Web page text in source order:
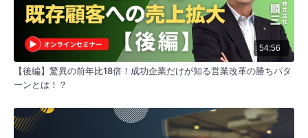
動が必要ですが、行動の難易度が高かったり、一歩が
踏み出せなかったりするケースがあります。そんな時
は、分解ベイビーステップという方法を活用しましょ
う。最終的なゴールに至るまでの行動を分解し、一歩
目から始めることで、次につながるヒントになりま
す。
適切な目標設定
とが大切です。そのために、適切な難度の目標設定が
必要です。一歩上の目標を設定することで、さらなる
54:56
【後編】驚異の前年比18倍！成功企業だけが知る営業改革の勝ちパタ
ーンとは！？